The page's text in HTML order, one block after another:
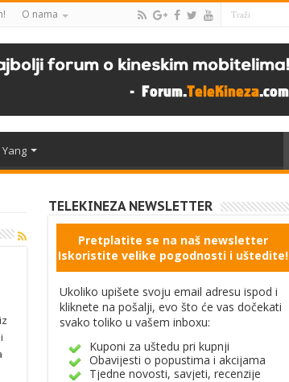
O nama
Yang
TELEKINEZA NEWSLETTER
Pretplatite se na naš newsletter
Iskoristite velike pogodnosti i uštedite!
Ukoliko upišete svoju email adresu ispod i
kliknete na pošalji, evo što će vas dočekati
svako toliko u vašem inboxu:
Kuponi za uštedu pri kupnji
Obavijesti o popustima i akcijama
Tjedne novosti, savjeti, recenzije